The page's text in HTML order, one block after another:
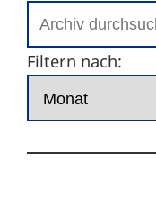
Filtern nach: